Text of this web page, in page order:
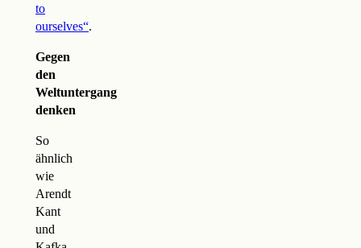
to
ourselves“.
Gegen
den
Weltuntergang
denken
So
ähnlich
wie
Arendt
Kant
und